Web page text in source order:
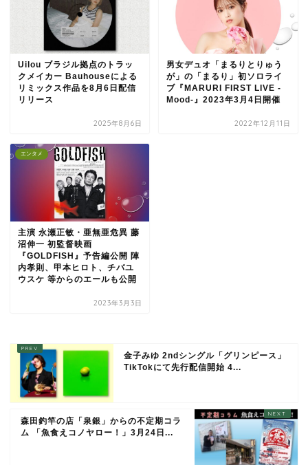
Uilou ブラジル拠点のトラッ
クメイカー Bauhouseによる
リミックス作品を8月6日配信
リリース
2025年8月6日
男女デュオ「まるりとりゅう
が」の「まるり」初ソロライ
ブ『MARURI FIRST LIVE -
Mood-』2023年3月4日開催
2022年12月11日
エンタメ
主演 永瀬正敏・亜無亜危異 藤
沼伸一 初監督映画
『GOLDFISH』予告編公開 陣
内孝則、甲本ヒロト、チバユ
ウスケ 等からのエールも公開
2023年3月3日
金子みゆ 2ndシングル「グリンピース」
TikTokにて先行配信開始 4...
森田釣竿の店「泉銀」からの不定期コラ
ム 「魚食えコノヤロー！」3月24日...